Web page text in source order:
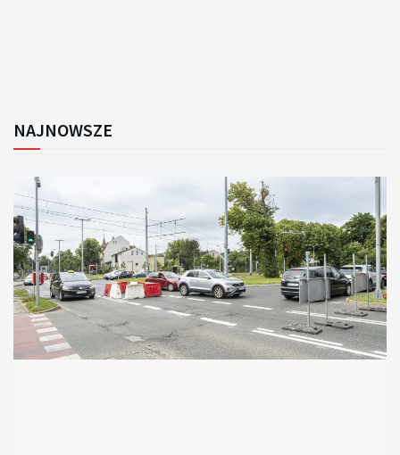
NAJNOWSZE